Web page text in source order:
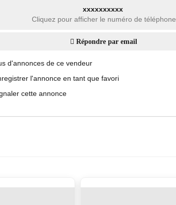
xxxxxxxxxx
Cliquez pour afficher le numéro de téléphone
Répondre par email
d'annonces de ce vendeur
l'annonce en tant que favori
cette annonce